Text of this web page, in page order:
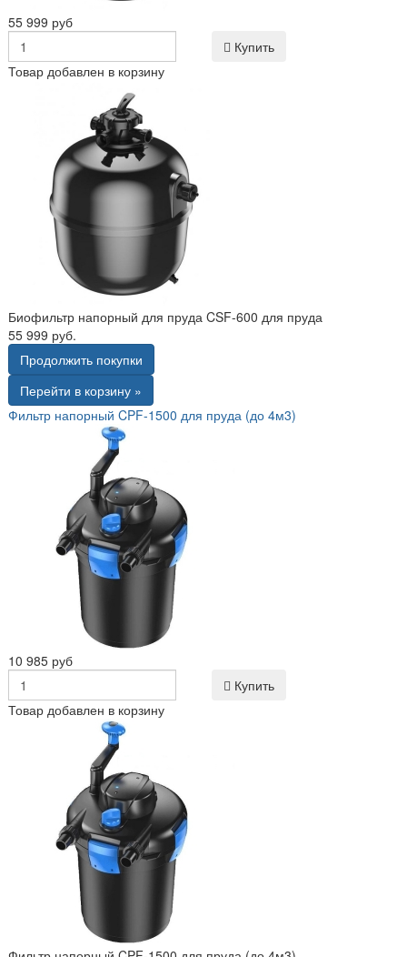
55 999 руб
Купить
Товар добавлен в корзину
Биофильтр напорный для пруда CSF-600 для пруда
55 999 руб.
Продолжить покупки
Перейти в корзину »
Фильтр напорный CPF-1500 для пруда (до 4м3)
10 985 руб
Купить
Товар добавлен в корзину